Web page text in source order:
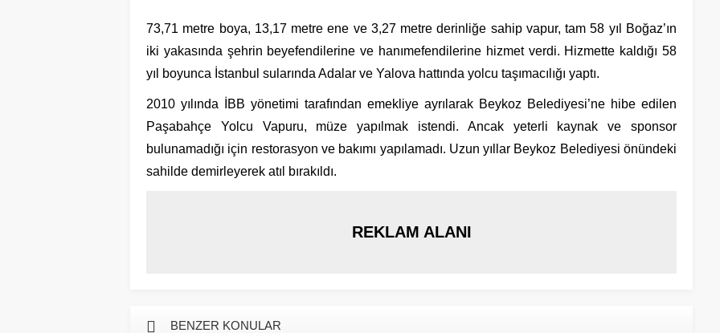
73,71 metre boya, 13,17 metre ene ve 3,27 metre derinliğe sahip vapur, tam 58 yıl Boğaz’ın
iki yakasında şehrin beyefendilerine ve hanımefendilerine hizmet verdi. Hizmette kaldığı 58
yıl boyunca İstanbul sularında Adalar ve Yalova hattında yolcu taşımacılığı yaptı.
2010 yılında İBB yönetimi tarafından emekliye ayrılarak Beykoz Belediyesi’ne hibe edilen
Paşabahçe Yolcu Vapuru, müze yapılmak istendi. Ancak yeterli kaynak ve sponsor
bulunamadığı için restorasyon ve bakımı yapılamadı. Uzun yıllar Beykoz Belediyesi önündeki
sahilde demirleyerek atıl bırakıldı.
REKLAM ALANI
BENZER KONULAR